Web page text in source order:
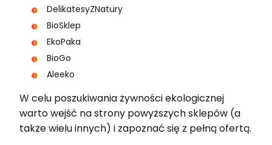
DelikatesyZNatury
BioSklep
EkoPaka
BioGo
Aleeko
W celu poszukiwania żywności ekologicznej
warto wejść na strony powyższych sklepów (a
także wielu innych) i zapoznać się z pełną ofertą.